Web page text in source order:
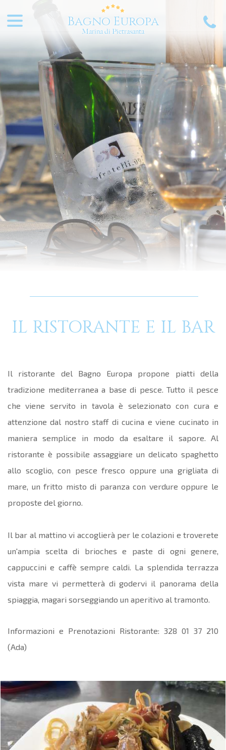
Bagno Europa
Marina di Pietrasanta
IL RISTORANTE E IL BAR
Il ristorante del Bagno Europa propone piatti della
tradizione mediterranea a base di pesce. Tutto il pesce
che viene servito in tavola è selezionato con cura e
attenzione dal nostro staff di cucina e viene cucinato in
maniera semplice in modo da esaltare il sapore. Al
ristorante è possibile assaggiare un delicato spaghetto
allo scoglio, con pesce fresco oppure una grigliata di
mare, un fritto misto di paranza con verdure oppure le
proposte del giorno.
Il bar al mattino vi accoglierà per le colazioni e troverete
un'ampia scelta di brioches e paste di ogni genere,
cappuccini e caffè sempre caldi. La splendida terrazza
vista mare vi permetterà di godervi il panorama della
spiaggia, magari sorseggiando un aperitivo al tramonto.
Informazioni e Prenotazioni Ristorante: 328 01 37 210
(Ada)